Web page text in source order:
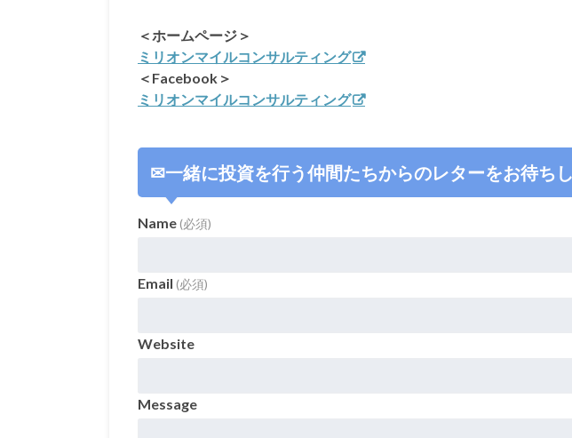
＜ホームページ＞
ミリオンマイルコンサルティング
＜Facebook＞
ミリオンマイルコンサルティング
✉一緒に投資を行う仲間たちからのレターをお待ち
Name (必須)
Email (必須)
Website
Message